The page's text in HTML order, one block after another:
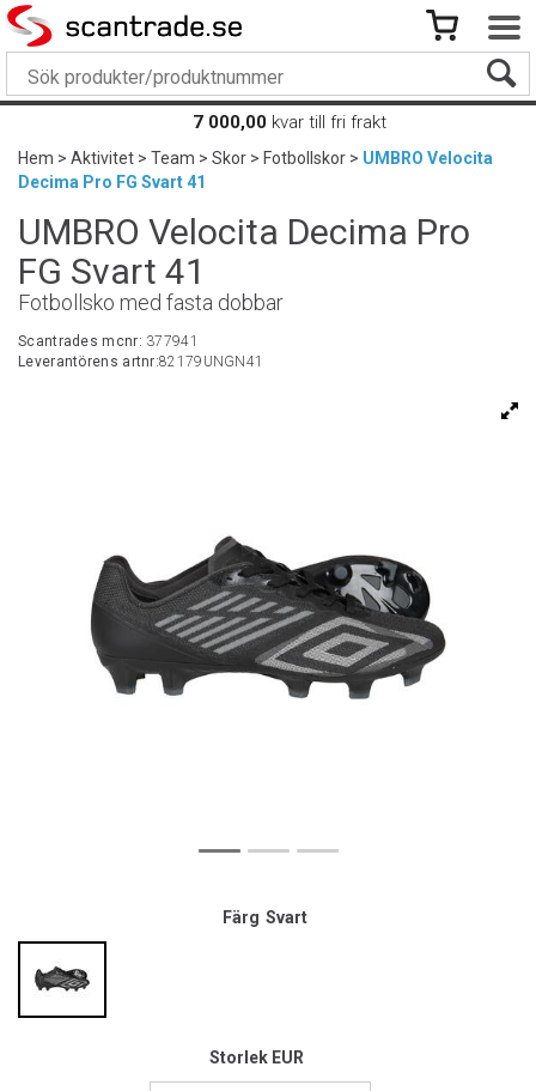
7 000,00 kvar till fri frakt
Hem>Aktivitet>Team>Skor>Fotbollskor>UMBRO Velocita
Decima Pro FG Svart 41
UMBRO Velocita Decima Pro
FG Svart 41
Fotbollsko med fasta dobbar
Scantrades mcnr: 377941
Leverantörens artnr:82179UNGN41
Färg Svart
Storlek EUR